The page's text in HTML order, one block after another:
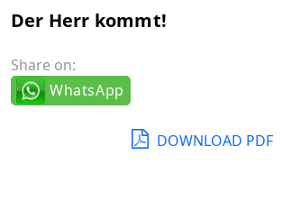
Der Herr kommt!
Share on:
WhatsApp
DOWNLOAD PDF